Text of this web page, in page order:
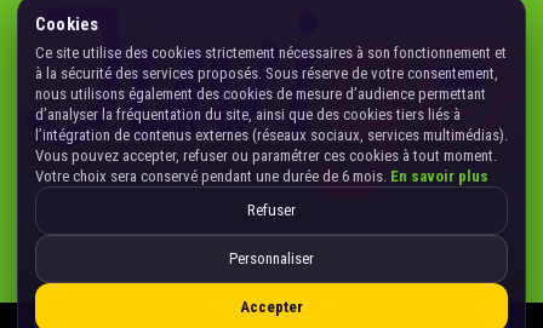
Cookies
Ce site utilise des cookies strictement nécessaires à son fonctionnement et
à la sécurité des services proposés. Sous réserve de votre consentement,
nous utilisons également des cookies de mesure d’audience permettant
d’analyser la fréquentation du site, ainsi que des cookies tiers liés à
l’intégration de contenus externes (réseaux sociaux, services multimédias).
Vous pouvez accepter, refuser ou paramétrer ces cookies à tout moment.
Votre choix sera conservé pendant une durée de 6 mois. En savoir plus
Refuser
Personnaliser
Accepter